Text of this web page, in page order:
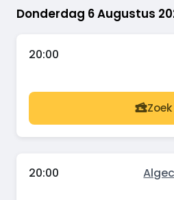
Donderdag 6 Augustus
20:00
Zoek
20:00